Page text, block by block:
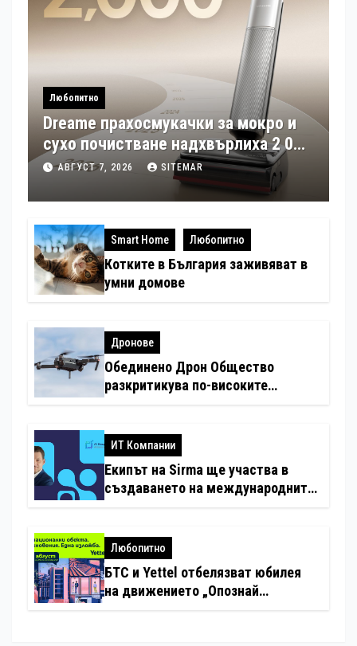
Любопитно
Dreame прахосмукачки за мокро и
сухо почистване надхвърлиха 2 000
патентни заявки в световен мащаб
АВГУСТ 7, 2026 SITEMAR
Smart Home Любопитно
Котките в България заживяват в
умни домове
Дронове
Обединено Дрон Общество
разкритикува по-високите
ИТ Компании
Екипът на Sirma ще участва в
създаването на международните
хотелиерството
Любопитно
БТС и Yettel отбелязват юбилея
на движението „Опознай